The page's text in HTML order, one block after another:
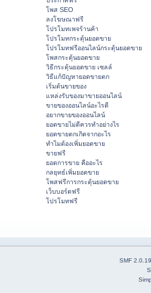
โพส SEO
ลงโฆษณาฟรี
โปรโมทเพจร้านค้า
โปรโมทกระตุ้นยอดขาย
โปรโมทฟรีออนไลน์กระตุ้นยอดขาย
โพสกระตุ้นยอดขาย
วิธีกระตุ้นยอดขาย เซลล์
วิธีแก้ปัญหายอดขายตก
เริ่มต้นขายของ
แหล่งรับของมาขายออนไลน์
ขายของออนไลน์อะไรดี
อยากขายของออนไลน์
ยอดขายไม่ดีควรทำอย่างไร
ยอดขายตกเกิดจากอะไร
ทำไมต้องเพิ่มยอดขาย
ขายฟรี
ยอดการขาย คืออะไร
กลยุทธ์เพิ่มยอดขาย
โพสฟรีการกระตุ้นยอดขาย
เว็บบอร์ดฟรี
โปรโมทฟรี
SMF 2.0.19